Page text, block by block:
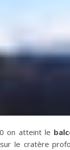
on atteint le
le cratère